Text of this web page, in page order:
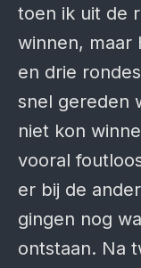
toen ik uit de
winnen, maar
en drie
snel gereden
niet kon
vooral
er bij de
gingen nog
ontstaan. Na